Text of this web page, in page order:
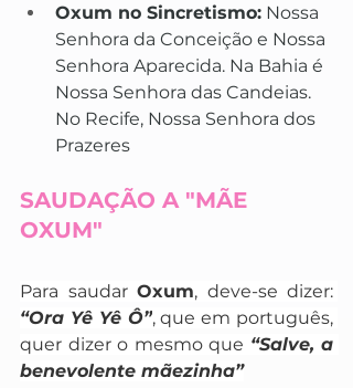
Oxum no Sincretismo: Nossa
Senhora da Conceição e Nossa
Senhora Aparecida. Na Bahia é
Nossa Senhora das Candeias.
No Recife, Nossa Senhora dos
Prazeres
SAUDAÇÃO A "MÃE
OXUM"
Para saudar Oxum
“Ora Yê Yê Ô”, que em português,
quer dizer o mesmo que “Salve, a
benevolente mãezinha”